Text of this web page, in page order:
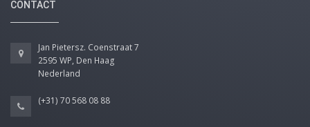
CONTACT
Jan Pietersz. Coenstraat 7
2595 WP, Den Haag
Nederland
(+31) 70 568 08 88